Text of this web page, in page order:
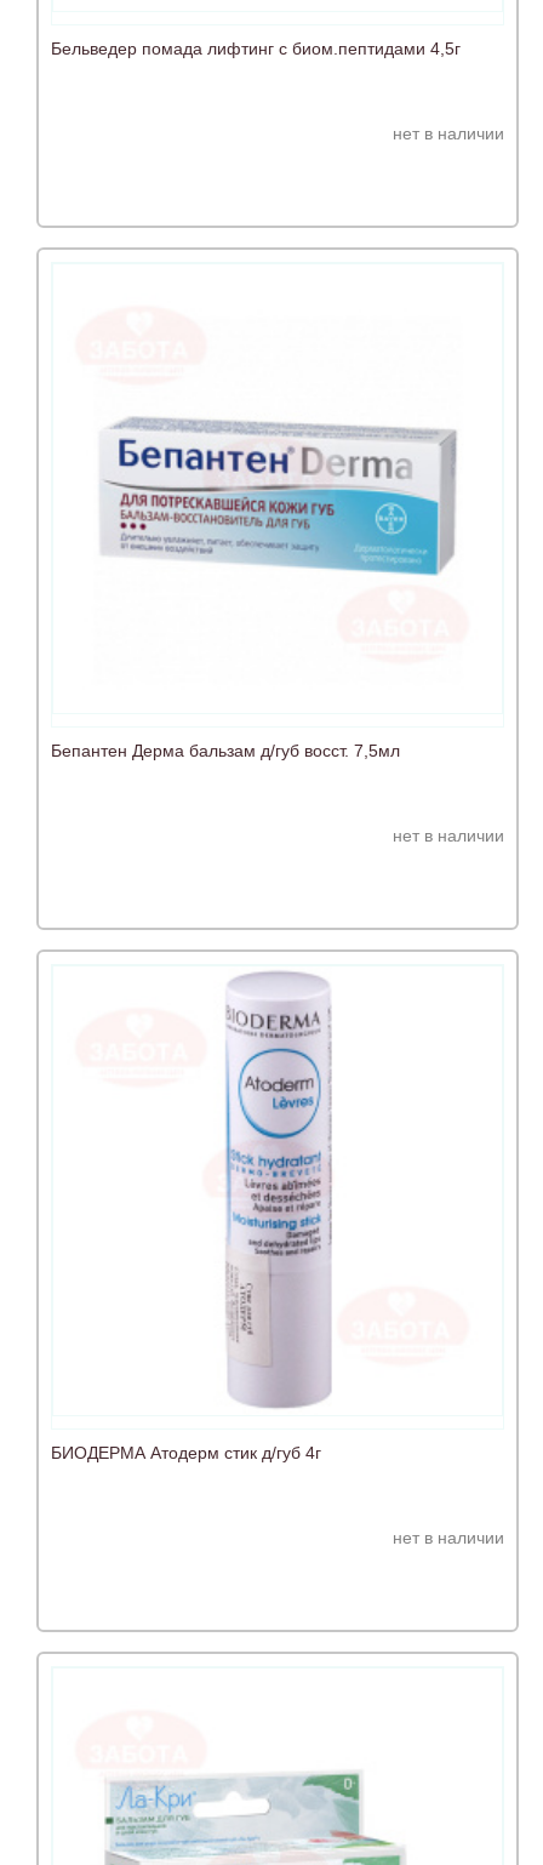
Бельведер помада лифтинг с биом.пептидами 4,5г
нет в наличии
Бепантен Дерма бальзам д/губ восст. 7,5мл
нет в наличии
БИОДЕРМА Атодерм стик д/губ 4г
нет в наличии